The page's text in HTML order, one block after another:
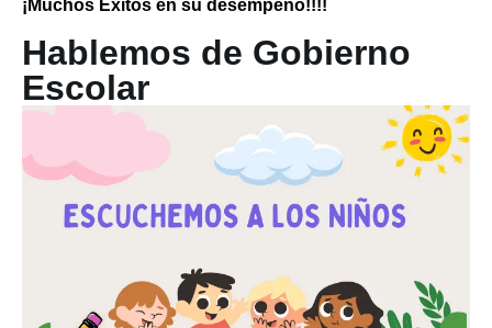
¡Muchos Éxitos en su desempeño!!!!
Hablemos de Gobierno
Escolar